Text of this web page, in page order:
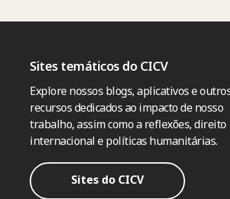
Sites temáticos do CICV
Explore nossos blogs, aplicativos e
recursos dedicados ao impacto de nosso
trabalho, assim como a reflexões, direito
internacional e políticas humanitárias.
Sites do CICV